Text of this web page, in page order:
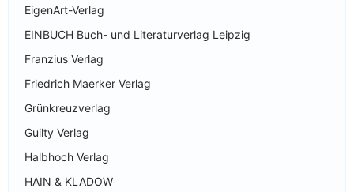
EigenArt-Verlag
EINBUCH Buch- und Literaturverlag Leipzig
Franzius Verlag
Friedrich Maerker Verlag
Grünkreuzverlag
Guilty Verlag
Halbhoch Verlag
HAIN & KLADOW